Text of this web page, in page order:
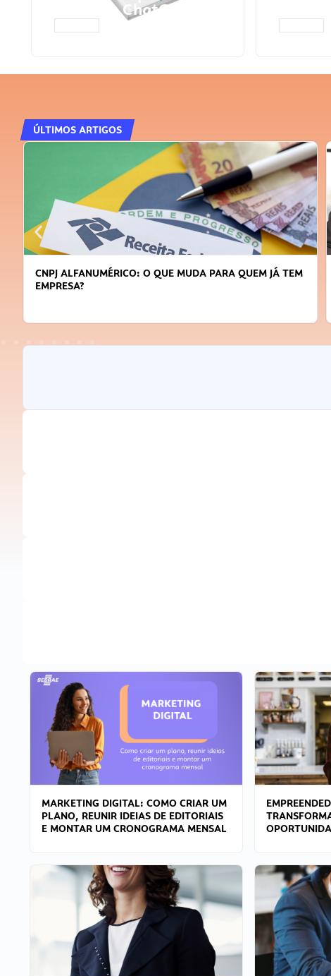
Prompts ChatGPT
ÚLTIMOS ARTIGOS
CNPJ ALFANUMÉRICO: O QUE MUDA PARA QUEM JÁ TEM
EMPRESA?
MARKETING DIGITAL: COMO CRIAR UM
PLANO, REUNIR IDEIAS DE EDITORIAIS
E MONTAR UM CRONOGRAMA MENSAL